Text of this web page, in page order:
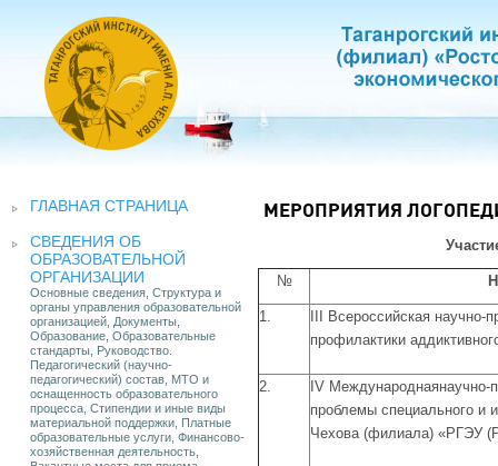
ГЛАВНАЯ СТРАНИЦА
СВЕДЕНИЯ ОБ
ОБРАЗОВАТЕЛЬНОЙ
ОРГАНИЗАЦИИ
Основные сведения, Структура и
органы управления образовательной
организацией, Документы,
Образование, Образовательные
стандарты, Руководство.
Педагогический (научно-
педагогический) состав, МТО и
оснащенность образовательного
процесса, Стипендии и иные виды
материальной поддержки, Платные
образовательные услуги, Финансово-
хозяйственная деятельность,
МЕРОПРИЯТИЯ
№
1.
Всероссийская научно-
профилактики
2. IV Международнаянаучно-
проблемы специального и
Чехова (филиала) «РГЭУ